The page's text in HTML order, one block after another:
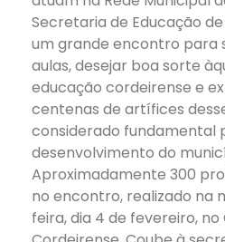
Secretaria de Educação
um grande encontro para
aulas, desejar boa sorte
educação cordeirense e
centenas de artífices
considerado fundamental
desenvolvimento do
Aproximadamente 300
no encontro, realizado na
feira, dia 4 de fevereiro, no